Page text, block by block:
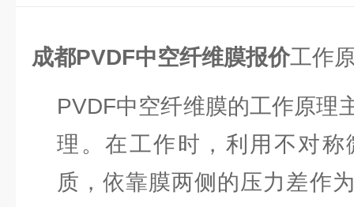
成都PVDF中空纤维膜报价工作
PVDF中空纤维膜的工作原理
理。在工作时，利用不对
质，依靠膜两侧的压力差作